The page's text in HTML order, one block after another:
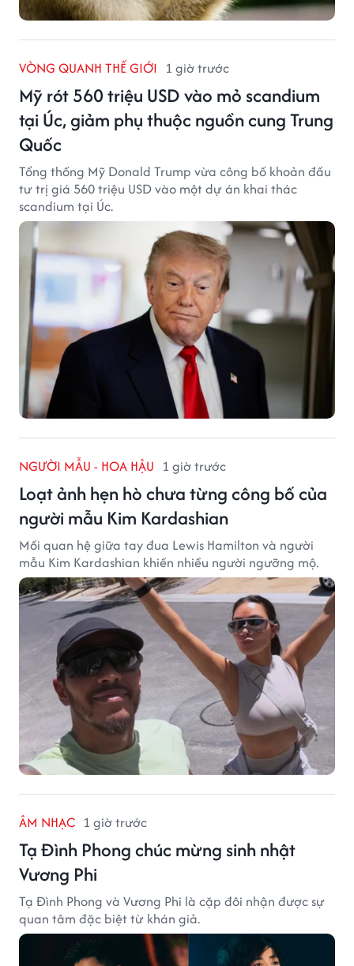
VÒNG QUANH THẾ GIỚI 1 giờ trước
Mỹ rót 560 triệu USD vào mỏ scandium
tại Úc, giảm phụ thuộc nguồn cung Trung
Quốc
Tổng thống Mỹ Donald Trump vừa công bố khoản đầu
tư trị giá 560 triệu USD vào một dự án khai thác
scandium tại Úc.
NGƯỜI MẪU - HOA HẬU 1 giờ trước
Loạt ảnh hẹn hò chưa từng công bố của
người mẫu Kim Kardashian
Mối quan hệ giữa tay đua Lewis Hamilton và người
mẫu Kim Kardashian khiến nhiều người ngưỡng mộ.
ÂM NHẠC 1 giờ trước
Tạ Đình Phong chúc mừng sinh nhật
Vương Phi
Tạ Đình Phong và Vương Phi là cặp đôi nhận được sự
quan tâm đặc biệt từ khán giả.